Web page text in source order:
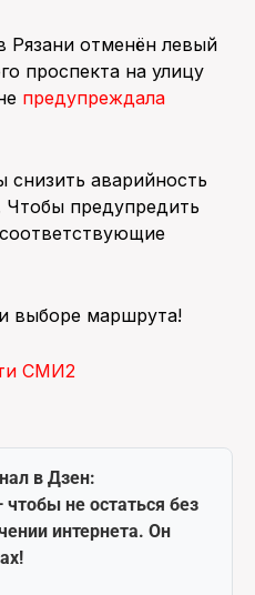
Рязани отменён левый
проспекта на улицу
предупреждала
аварийность
Чтобы предупредить
выборе маршрута!
СМИ2
в Дзен:
чтобы не остаться без
интернета. Он